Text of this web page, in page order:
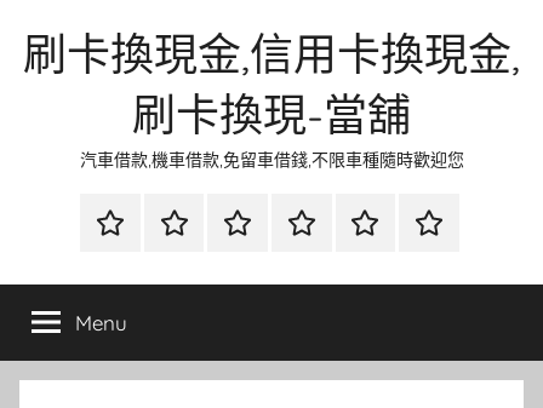
刷卡換現金,信用卡換現金,
刷卡換現-當舖
汽車借款,機車借款,免留車借錢,不限車種隨時歡迎您
首
當
金
網
資
流
時
環
清
聯
徵
Menu